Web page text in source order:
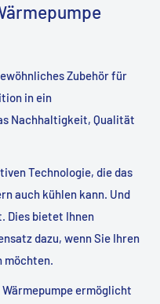
Zubehör für
in ein
Nachhaltigkeit, Qualität
Technologie, die das
auch kühlen kann. Und
Dies bietet Ihnen
dazu, wenn Sie Ihren
möchten.
ermöglicht